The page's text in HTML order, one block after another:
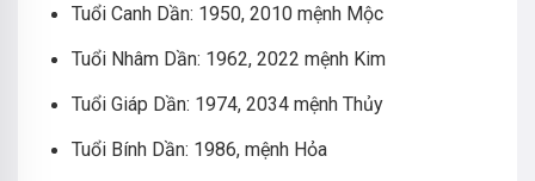
Tuổi Canh Dần: 1950, 2010 mệnh Mộc
Tuổi Nhâm Dần: 1962, 2022 mệnh Kim
Tuổi Giáp Dần: 1974, 2034 mệnh Thủy
Tuổi Bính Dần: 1986, mệnh Hỏa